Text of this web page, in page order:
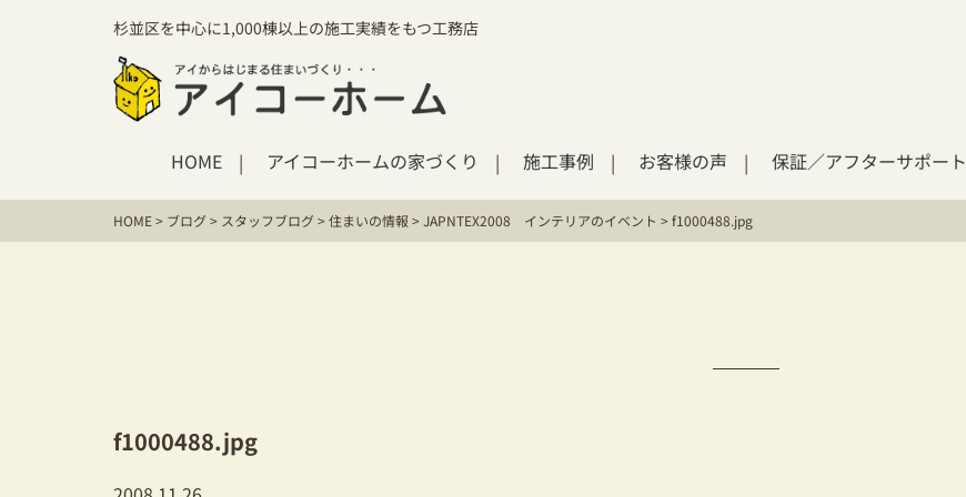
杉並区を中心に1,000棟以上の施工実績をもつ工務店
HOME アイコーホームの家づくり 施工事例 お客様の声 保証／アフターサポート
HOME> ブログ> スタッフブログ>住まいの情報 >JAPNTEX2008 インテリアのイベント >f1000488.jpg
f1000488.jpg